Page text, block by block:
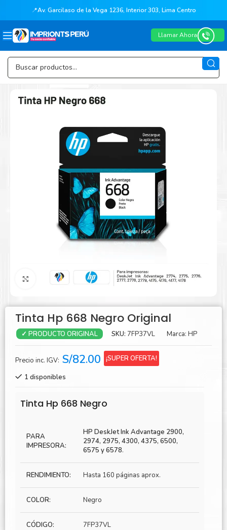
📍Av. Garcilaso de la Vega 1236, Interior 303, Lima Centro
Llamar Ahora
Agrandar
Tinta Hp 668 Negro Original
✓ PRODUCTO ORIGINAL SKU: 7FP37VL Marca: HP
Precio inc. IGV: S/82.00 ¡SUPER OFERTA!
1 disponibles
Tinta Hp 668 Negro
PARA
IMPRESORA:
HP DeskJet Ink Advantage 2900,
2974, 2975, 4300, 4375, 6500,
6575 y 6578.
RENDIMIENTO: Hasta 160 páginas aprox.
COLOR: Negro
CÓDIGO: 7FP37VL